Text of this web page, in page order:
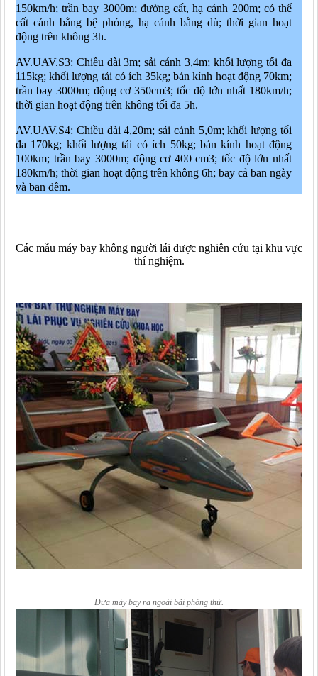
150km/h; trần bay 3000m; đường cất, hạ cánh 200m; có thể
cất cánh bằng bệ phóng, hạ cánh bằng dù; thời gian hoạt
động trên không 3h.
AV.UAV.S3: Chiều dài 3m; sải cánh 3,4m; khối lượng tối đa
115kg; khối lượng tải có ích 35kg; bán kính hoạt động 70km;
trần bay 3000m; động cơ 350cm3; tốc độ lớn nhất 180km/h;
thời gian hoạt động trên không tối đa 5h.
AV.UAV.S4: Chiều dài 4,20m; sải cánh 5,0m; khối lượng tối
đa 170kg; khối lượng tải có ích 50kg; bán kính hoạt động
100km; trần bay 3000m; động cơ 400 cm3; tốc độ lớn nhất
180km/h; thời gian hoạt động trên không 6h; bay cả ban ngày
và ban đêm.
Các mẫu máy bay không người lái được nghiên cứu tại khu vực
thí nghiệm.
Đưa máy bay ra ngoài bãi phóng thử.